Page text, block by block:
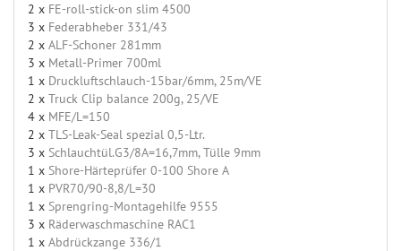
2 x FE-roll-stick-on slim 4500
3 x Federabheber 331/43
2 x ALF-Schoner 281mm
3 x Metall-Primer 700ml
1 x Druckluftschlauch-15bar/6mm, 25m/VE
2 x Truck Clip balance 200g, 25/VE
4 x MFE/L=150
2 x TLS-Leak-Seal spezial 0,5-Ltr.
3 x Schlauchtül.G3/8A=16,7mm, Tülle 9mm
1 x Shore-Härteprüfer 0-100 Shore A
1 x PVR70/90-8,8/L=30
1 x Sprengring-Montagehilfe 9555
3 x Räderwaschmaschine RAC1
1 x Abdrückzange 336/1